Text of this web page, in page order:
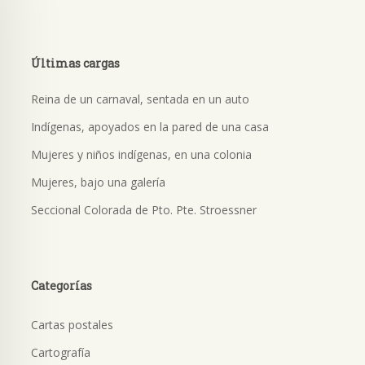
Últimas cargas
Reina de un carnaval, sentada en un auto
Indígenas, apoyados en la pared de una casa
Mujeres y niños indígenas, en una colonia
Mujeres, bajo una galería
Seccional Colorada de Pto. Pte. Stroessner
Categorías
Cartas postales
Cartografía